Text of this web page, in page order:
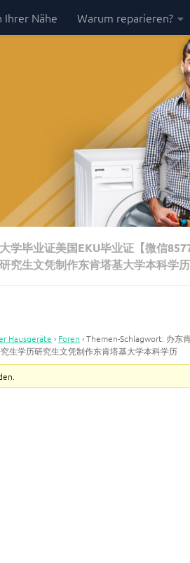
Ihrer Nähe Warum reparieren?
学毕业证美国EKU毕业证【微信
究生文凭制作东肯塔基大学本科学历
Hausgeräte › Foren ›Themen-Schlagwort: 办东
生学历研究生文凭制作东肯塔基大学本科学历